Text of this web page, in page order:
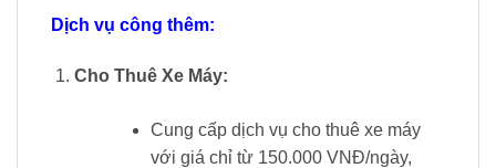
Dịch vụ công thêm:
Cho Thuê Xe Máy:
Cung cấp dịch vụ cho thuê xe máy
với giá chỉ từ 150.000 VNĐ/ngày,